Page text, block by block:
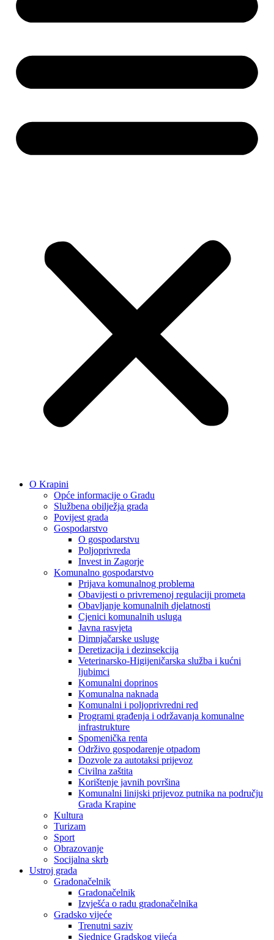
O Krapini
Opće informacije o Gradu
Službena obilježja grada
Povijest grada
Gospodarstvo
O gospodarstvu
Poljoprivreda
Invest in Zagorje
Komunalno gospodarstvo
Prijava komunalnog problema
Obavijesti o privremenoj regulaciji prometa
Obavljanje komunalnih djelatnosti
Cjenici komunalnih usluga
Javna rasvjeta
Dimnjačarske usluge
Deretizacija i dezinsekcija
Veterinarsko-Higijeničarska služba i kućni
ljubimci
Komunalni doprinos
Komunalna naknada
Komunalni i poljoprivredni red
Programi građenja i održavanja komunalne
infrastrukture
Spomenička renta
Održivo gospodarenje otpadom
Dozvole za autotaksi prijevoz
Civilna zaštita
Korištenje javnih površina
Komunalni linijski prijevoz putnika na području
Grada Krapine
Kultura
Turizam
Sport
Obrazovanje
Socijalna skrb
Ustroj grada
Gradonačelnik
Gradonačelnik
Izvješća o radu gradonačelnika
Gradsko vijeće
Trenutni saziv
Sjednice Gradskog vijeća